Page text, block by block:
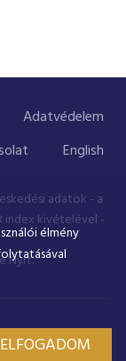
Adatvédelem
English
adatok - a
index kivételével -
Nyrt.
élmény
ELFOGADOM